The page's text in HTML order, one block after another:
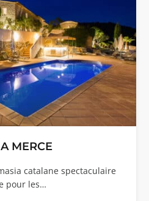
MERCE
catalane spectaculaire
pour les…